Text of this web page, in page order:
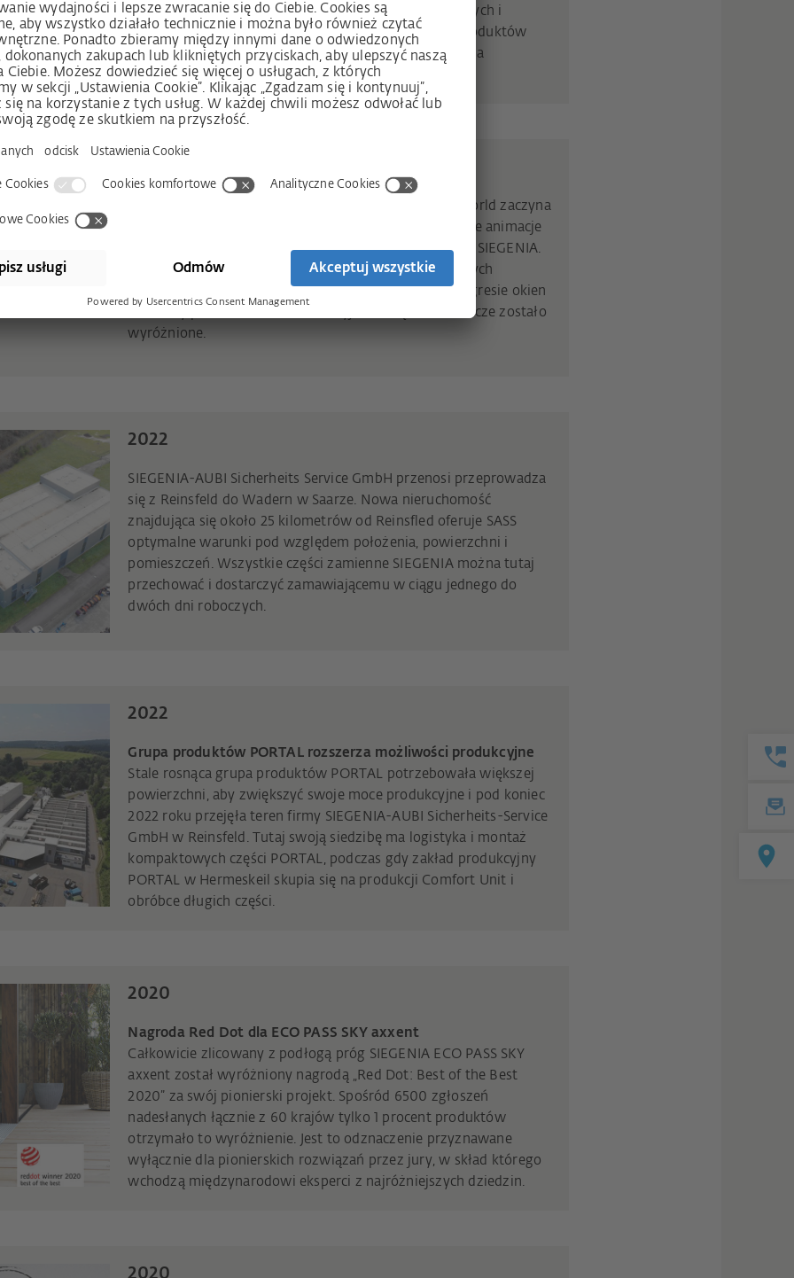
środowiskowe produktów, które dostarczają konkretnych i
niezawodnych wskaźników dotyczących śladu CO2 produktów
SIEGENIA. Wydanie tych EPD podkreśla rolę innowatora
przedsiębiorstwa w branży.
Cyfrowe narzędzie doradcze dla klientów SIEGENIA world zaczyna
funkcjonować i wskazuje szczegółowo przez atrakcyjne animacje
sposób działania oraz warianty wykonania produktów SIEGENIA.
Informacje o produktach przedstawiane są w wirtualnych
przestrzeniach trójwymiarowych. Na wiedeńskim kongresie okien
i ochrony przed słońcem innowacyjne narzędzie doradcze zostało
wyróżnione.
2022
SIEGENIA-AUBI Sicherheits Service GmbH przenosi przeprowadza
się z Reinsfeld do Wadern w Saarze. Nowa nieruchomość
znajdująca się około 25 kilometrów od Reinsfled oferuje SASS
optymalne warunki pod względem położenia, powierzchni i
pomieszczeń. Wszystkie części zamienne SIEGENIA można tutaj
przechować i dostarczyć zamawiającemu w ciągu jednego do
dwóch dni roboczych.
2022
Grupa produktów PORTAL rozszerza możliwości produkcyjne
Stale rosnąca grupa produktów PORTAL potrzebowała większej
powierzchni, aby zwiększyć swoje moce produkcyjne i pod koniec
2022 roku przejęła teren firmy SIEGENIA-AUBI Sicherheits-Service
GmbH w Reinsfeld. Tutaj swoją siedzibę ma logistyka i montaż
kompaktowych części PORTAL, podczas gdy zakład produkcyjny
PORTAL w Hermeskeil skupia się na produkcji Comfort Unit i
obróbce długich części.
2020
Nagroda Red Dot dla ECO PASS SKY axxent
Całkowicie zlicowany z podłogą próg SIEGENIA ECO PASS SKY
axxent został wyróżniony nagrodą „Red Dot: Best of the Best
2020” za swój pionierski projekt. Spośród 6500 zgłoszeń
nadesłanych łącznie z 60 krajów tylko 1 procent produktów
otrzymało to wyróżnienie. Jest to odznaczenie przyznawane
wyłącznie dla pionierskich rozwiązań przez jury, w skład którego
wchodzą międzynarodowi eksperci z najróżniejszych dziedzin.
2020